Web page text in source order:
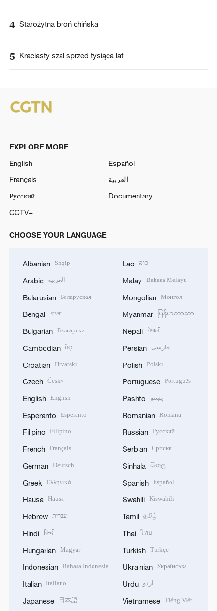
4 Starożytna broń chińska
5 Kraciasty szal sprzed tysiąca lat
EXPLORE MORE
English
Español
Français
العربية
Русский
Documentary
CCTV+
CHOOSE YOUR LANGUAGE
Albanian Shqip
Arabic العربية
Belarusian Беларуская
Bengali বাংলা
Bulgarian Български
Cambodian ខ្មែរ
Croatian Hrvatski
Czech Český
English English
Esperanto Esperanto
Filipino Filipino
French Français
German Deutsch
Greek Ελληνικά
Hausa Hausa
Hebrew עברית
Hindi हिन्दी
Hungarian Magyar
Indonesian Bahasa Indonesia
Italian Italiano
Japanese 日本語
Lao ລາວ
Malay Bahasa Melayu
Mongolian Монгол
Myanmar မြန်မာဘာသာ
Nepali नेपाली
Persian فارسی
Polish Polski
Portuguese Português
Pashto پښتو
Romanian Română
Russian Русский
Serbian Српски
Sinhala සිංහල
Spanish Español
Swahili Kiswahili
Tamil தமிழ்
Thai ไทย
Turkish Türkçe
Ukrainian Українська
Urdu اردو
Vietnamese Tiếng Việt